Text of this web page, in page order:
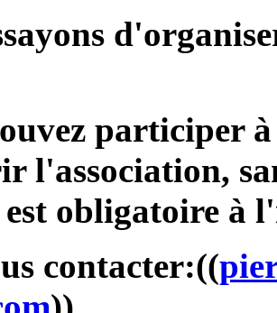
participer
l'association,
est obligatoire à
contacter:((